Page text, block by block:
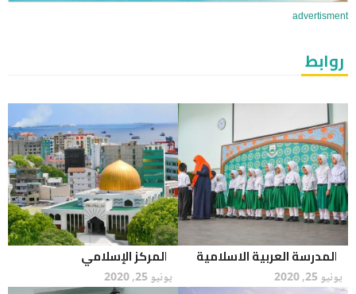
advertisment
روابط
المدرسة العربية الاسلامية
يونيو 25, 2020
المركز الإسلامي
يونيو 25, 2020